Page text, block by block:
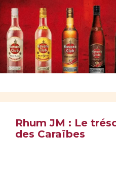
Rhum JM : Le
des Caraïbes